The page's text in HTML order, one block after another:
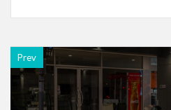
Prev